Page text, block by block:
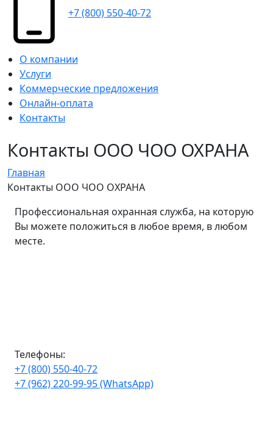
+7 (800) 550-40-72
О компании
Услуги
Коммерческие предложения
Онлайн-оплата
Контакты
Контакты ООО ЧОО ОХРАНА
Главная
Контакты ООО ЧОО ОХРАНА
Профессиональная охранная служба, на которую
Вы можете положиться в любое время, в любом
месте.
Телефоны:
+7 (800) 550-40-72
+7 (962) 220-99-95 (WhatsApp)